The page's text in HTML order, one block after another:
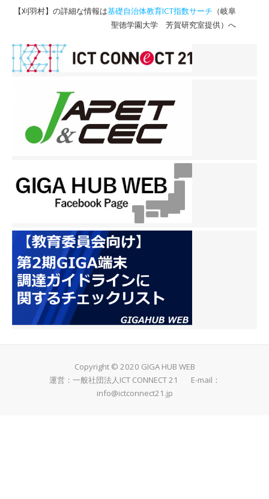
【刈羽村】の詳細な情報は基礎自治体教育ICT指数サーチ （岐阜
聖徳学園大学 芳賀研究室提供）へ
Copyright © 2020 GIGA HUB WEB
運営：一般社団法人ICT CONNECT 21 E-mail：
info@ictconnect21.jp